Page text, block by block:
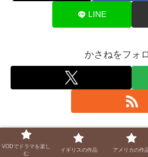
LINE
かさねをフォ
VODでドラマを楽し
む
イギリスの作品 アメリカの作